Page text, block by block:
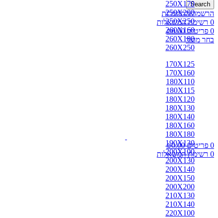
Search
הרשמה/התחברות
0 רשימת המשאלות
0 פריטים ₪0.00
בחר מוצר
0 פריטים ₪0.00
0 רשימת המשאלות
250X170
250X200
250X250
260X160
260X180
260X250
170X125
170X160
180X110
180X115
180X120
180X130
180X140
180X160
180X180
190X130
200X100
200X130
200X140
200X150
200X200
210X130
210X140
220X100